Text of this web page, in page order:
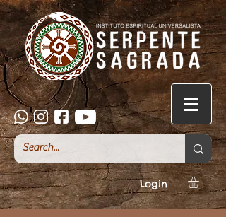
Login